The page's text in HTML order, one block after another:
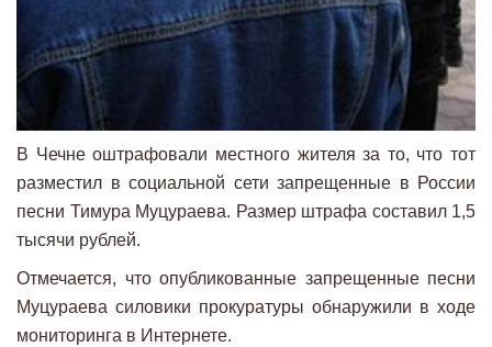
В Чечне оштрафовали местного жителя за то, что тот
разместил в социальной сети запрещенные в России
песни Тимура Муцураева. Размер штрафа составил 1,5
тысячи рублей.
Отмечается, что опубликованные запрещенные песни
Муцураева силовики прокуратуры обнаружили в ходе
мониторинга в Интернете.